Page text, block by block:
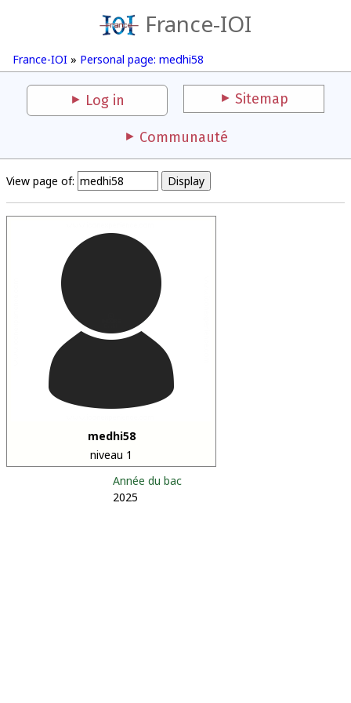
France-IOI
France-IOI » Personal page: medhi58
Log in Sitemap
Communauté
View page of:
medhi58
niveau 1
Année du bac
2025